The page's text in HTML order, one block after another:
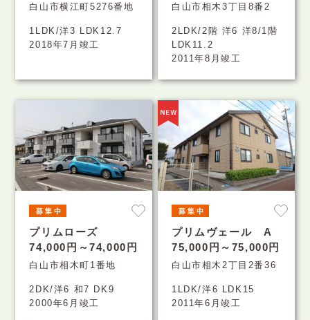
白山市横江町5276番地
1LDK/洋3 LDK12.7
2018年7月竣工
白山市相木3丁目8番2
2LDK/2階 洋6 洋8/1階
LDK11.2
2011年8月竣工
プリムローズ
74,000円～74,000円
白山市相木町1番地
2DK/洋6 和7 DK9
2000年6月竣工
プリムヴェール A
75,000円～75,000円
白山市相木2丁目2番36
1LDK/洋6 LDK15
2011年6月竣工